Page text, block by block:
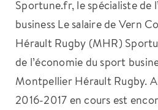
Sportune.fr, le spécialiste de
business Le salaire de Vern
Hérault Rugby (MHR)
de l’économie du sport
Montpellier Hérault Rugby.
2016-2017 en cours est